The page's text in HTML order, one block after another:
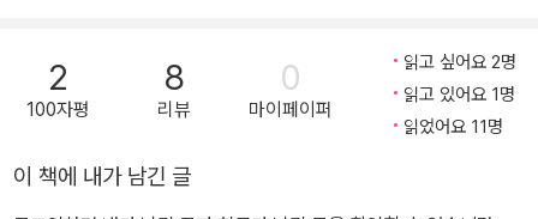
2
100자평
8
리뷰
0
마이페이퍼
읽고 싶어요 2명
읽고 있어요 1명
읽었어요 11명
이 책에 내가 남긴 글